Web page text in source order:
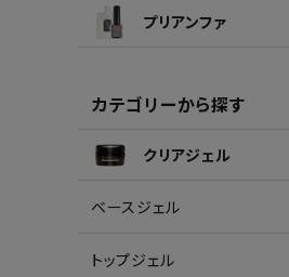
プリアンファ
カテゴリーから探す
クリアジェル
ベースジェル
トップジェル